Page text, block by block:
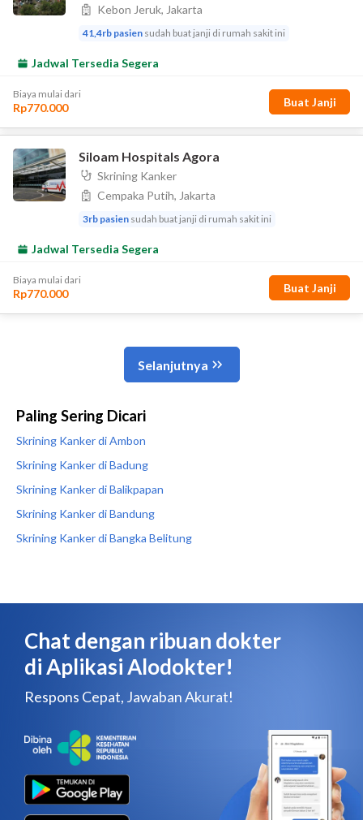
Paling Sering Dicari
Skrining Kanker di Ambon
Skrining Kanker di Badung
Skrining Kanker di Balikpapan
Skrining Kanker di Bandung
Skrining Kanker di Bangka Belitung